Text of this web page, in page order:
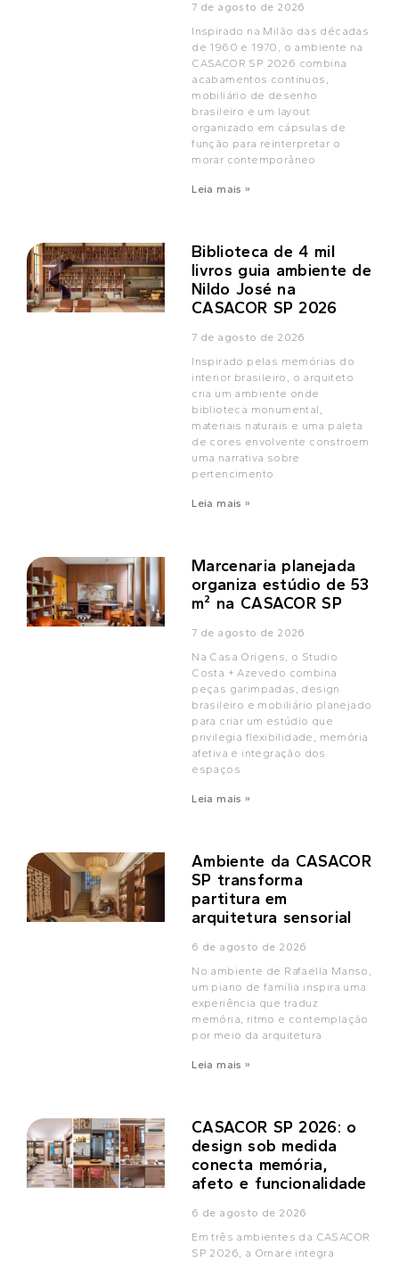
7 de agosto de 2026
Inspirado na Milão das décadas
de 1960 e 1970, o ambiente na
CASACOR SP 2026 combina
acabamentos contínuos,
mobiliário de desenho
brasileiro e um layout
organizado em cápsulas de
função para reinterpretar o
morar contemporâneo
Leia mais »
Biblioteca de 4 mil
livros guia ambiente de
Nildo José na
CASACOR SP 2026
7 de agosto de 2026
Inspirado pelas memórias do
interior brasileiro, o arquiteto
cria um ambiente onde
biblioteca monumental,
materiais naturais e uma paleta
de cores envolvente constroem
uma narrativa sobre
pertencimento
Leia mais »
Marcenaria planejada
organiza estúdio de 53
m² na CASACOR SP
7 de agosto de 2026
Na Casa Origens, o Studio
Costa + Azevedo combina
peças garimpadas, design
brasileiro e mobiliário planejado
para criar um estúdio que
privilegia flexibilidade, memória
afetiva e integração dos
espaços
Leia mais »
Ambiente da CASACOR
SP transforma
partitura em
arquitetura sensorial
6 de agosto de 2026
No ambiente de Rafaella Manso,
um piano de família inspira uma
experiência que traduz
memória, ritmo e contemplação
por meio da arquitetura
Leia mais »
CASACOR SP 2026: o
design sob medida
conecta memória,
afeto e funcionalidade
6 de agosto de 2026
Em três ambientes da CASACOR
SP 2026, a Ornare integra